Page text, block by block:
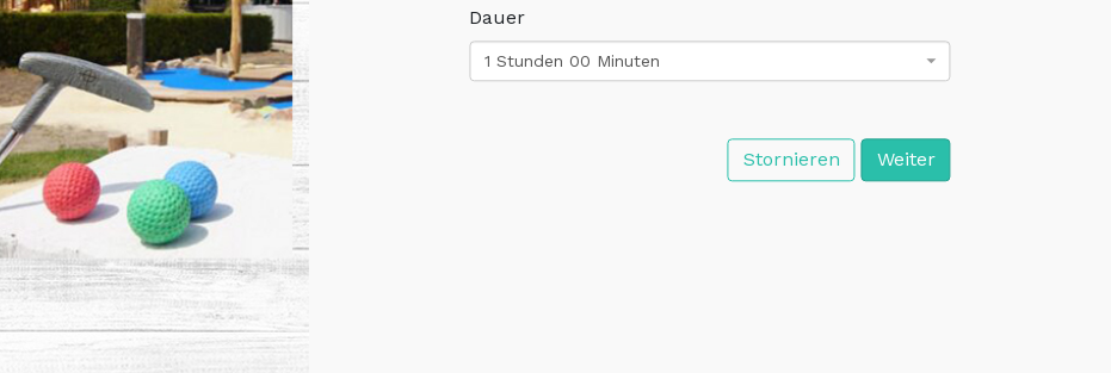
Dauer
1 Stunden 00 Minuten
Stornieren Weiter